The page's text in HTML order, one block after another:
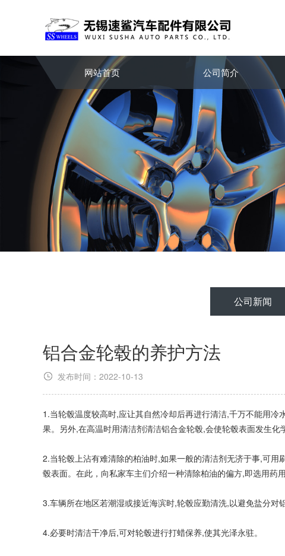
网站首页 公司简介
公司新闻
铝合金轮毂的养护方法
发布时间：2022-10-13
1.当轮毂温度较高时,应让其自然冷却后再进行清洁,千万不能用冷
果。另外,在高温时用清洁剂清洁铝合金轮毂,会使轮毂表面发生化
2.当轮毂上沾有难清除的柏油时,如果一般的清洁剂无济于事,可
毂表面。在此，向私家车主们介绍一种清除柏油的偏方,即选用药
3.车辆所在地区若潮湿或接近海滨时,轮毂应勤清洗,以避免盐分对
4.必要时清洁干净后,可对轮毂进行打蜡保养,使其光泽永驻。